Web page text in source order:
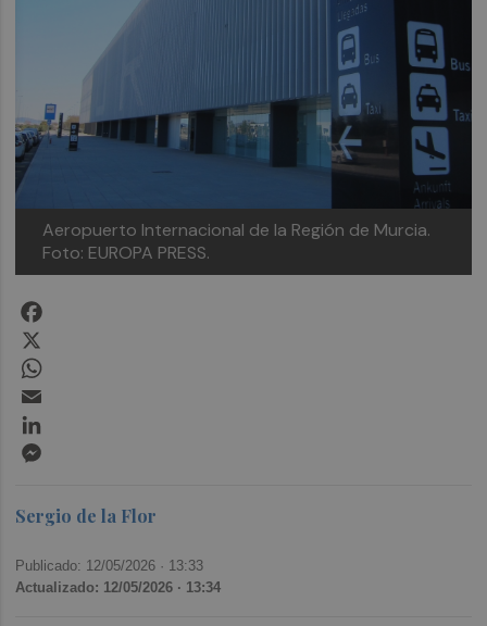
Aeropuerto Internacional de la Región de Murcia.
Foto: EUROPA PRESS.
Sergio de la Flor
Publicado: 12/05/2026 · 13:33
Actualizado: 12/05/2026 · 13:34